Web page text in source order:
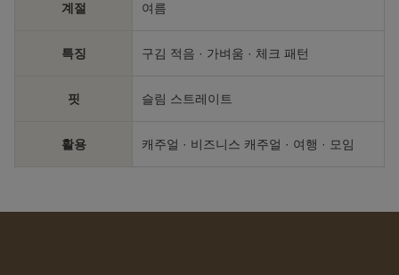
계절 여름
특징 구김 적음 · 가벼움 · 체크 패턴
핏 슬림 스트레이트
활용 캐주얼 · 비즈니스 캐주얼 · 여행 · 모임